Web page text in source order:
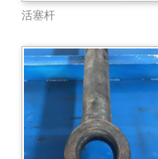
活塞杆